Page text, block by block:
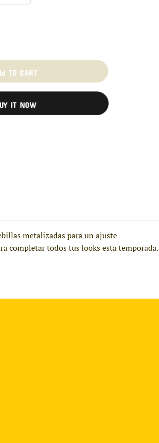
TO CART
IT NOW
metalizadas para un ajuste
completar todos tus looks esta temporada.